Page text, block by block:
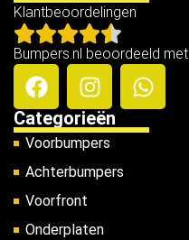
Klantbeoordelingen
Bumpers.nl beoordeeld
Categorieën
Voorbumpers
Achterbumpers
Voorfront
Onderplaten